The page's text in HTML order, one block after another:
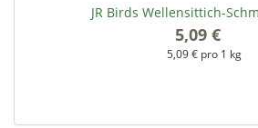
JR Birds Wellensittich-
5,09 €
5,09 € pro 1 kg